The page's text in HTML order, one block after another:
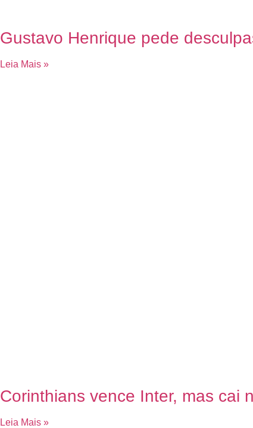
Gustavo Henrique pede
Leia Mais »
Corinthians vence Inter, mas cai
Leia Mais »